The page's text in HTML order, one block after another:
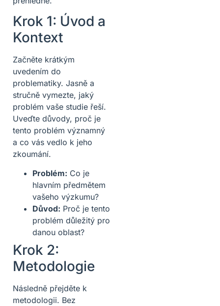
Krok 1: Úvod a
Kontext
Začněte krátkým
uvedením do
problematiky. Jasně a
stručně vymezte, jaký
problém vaše studie řeší.
Uveďte důvody, proč je
tento problém významný
a co vás vedlo k jeho
zkoumání.
Problém: Co je
hlavním předmětem
vašeho výzkumu?
Důvod: Proč je tento
problém důležitý pro
danou oblast?
Krok 2:
Metodologie
Následně přejděte k
metodologii. Bez